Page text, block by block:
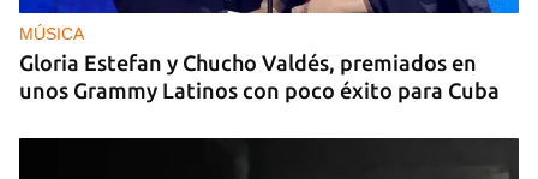
MÚSICA
Gloria Estefan y Chucho Valdés, premiados en
unos Grammy Latinos con poco éxito para Cuba